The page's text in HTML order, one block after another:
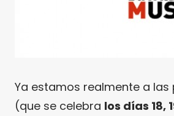
Ya estamos realmente a las
(que se celebra los días 18,